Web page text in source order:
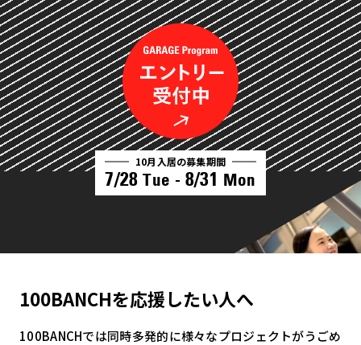
10月入居の募集期間
7/28 Tue - 8/31 Mon
100BANCHを応援したい人へ
100BANCHでは同時多発的に様々なプロジェクトがうごめ